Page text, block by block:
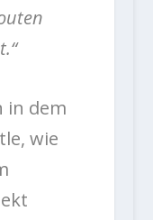
in dem
wie